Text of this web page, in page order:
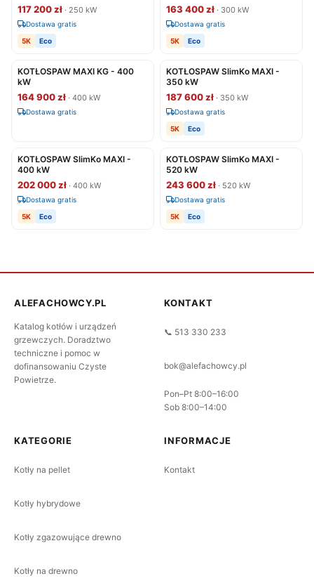
117 200 zł · 250 kW
Dostawa gratis
5K
Eco
163 400 zł · 300 kW
Dostawa gratis
5K
Eco
KOTŁOSPAW MAXI KG - 400
kW
164 900 zł · 400 kW
Dostawa gratis
KOTŁOSPAW SlimKo MAXI -
350 kW
187 600 zł · 350 kW
Dostawa gratis
5K
Eco
KOTŁOSPAW SlimKo MAXI -
400 kW
202 000 zł · 400 kW
Dostawa gratis
5K
Eco
KOTŁOSPAW SlimKo MAXI -
520 kW
243 600 zł · 520 kW
Dostawa gratis
5K
Eco
ALEFACHOWCY.PL
Katalog kotłów i urządzeń
grzewczych. Doradztwo
techniczne i pomoc w
dofinansowaniu Czyste
Powietrze.
KONTAKT
📞 513 330 233
bok@alefachowcy.pl
Pon–Pt 8:00–16:00
Sob 8:00–14:00
KATEGORIE
Kotły na pellet
Kotły hybrydowe
Kotły zgazowujące drewno
Kotły na drewno
INFORMACJE
Kontakt